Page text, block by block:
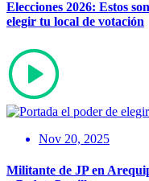
Elecciones 2026: Estos
elegir tu local de votación
Nov 20, 2025
Militante de JP en